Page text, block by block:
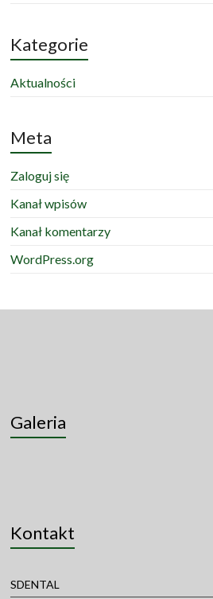
Kategorie
Aktualności
Meta
Zaloguj się
Kanał wpisów
Kanał komentarzy
WordPress.org
Galeria
Kontakt
SDENTAL